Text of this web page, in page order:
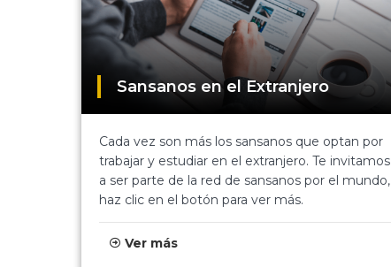
Sansanos en el Extranjero
Cada vez son más los sansanos que optan por
trabajar y estudiar en el extranjero. Te invitamos
a ser parte de la red de sansanos por el mundo,
haz clic en el botón para ver más.
Ver más